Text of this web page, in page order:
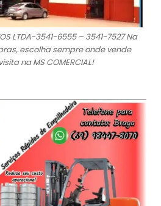
LTDA-3541-6555 – 3541-7527 Na
escolha sempre onde vende
na MS COMERCIAL!